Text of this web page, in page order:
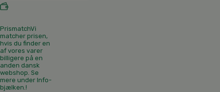
PrismatchVi
matcher prisen,
hvis du finder en
af vores varer
billigere på en
anden dansk
webshop. Se
mere under Info-
bjælken.!